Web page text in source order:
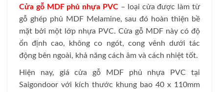
Cửa gỗ MDF phủ nhựa PVC – loại cửa được làm từ
gỗ ghép phủ MDF Melamine, sau đó hoàn thiện bề
mặt bởi một lớp nhựa PVC. Cửa gỗ MDF này có độ
ổn định cao, không co ngót, cong vênh dưới tác
động bên ngoài, khả năng cách âm và cách nhiệt tốt.
Hiện nay, giá cửa gỗ MDF phủ nhựa PVC tại
Saigondoor với kích thước khung bao 40 x 110mm